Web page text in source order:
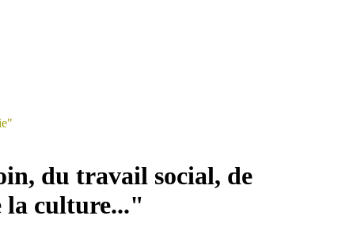
du travail social, de
la culture..."